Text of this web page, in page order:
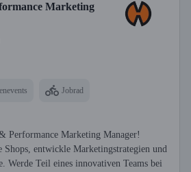
Marketing
Jobrad
Performance Marketing Manager!
Shops, entwickle Marketingstrategien und
Werde Teil eines innovativen Teams bei